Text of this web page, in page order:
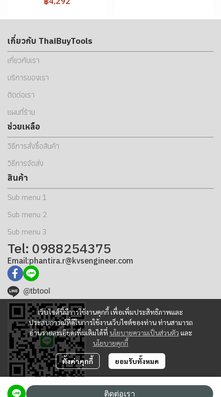
ติดต่อเรา
เว็บไซต์นี้มีการใช้งานคุกกี้ เพื่อเพิ่มประสิทธิภาพและ
ประสบการณ์ที่ดีในการใช้งานเว็บไซต์ของท่าน ท่านสามารถ
อ่านรายละเอียดเพิ่มเติมได้ที่ นโยบายความเป็นส่วนตัว และ
นโยบายคุกกี้
ตั้งค่าคุกกี้ ยอมรับทั้งหมด
เกี่ยวกับ ThaiBuyTools
เกี่ยวกับเรา
บริการของเรา
ติดต่อเรา
แผนที่ร้าน
ช่วยเหลือ
วิธีการสั่งซื้อสินค้า
วิธีการจัดส่ง
สินค้า
Sub menu 1
Sub menu 2
Sub menu 3
Tel: 0988254375
Email:phantira.r@kvsengineer.com
@tbtool